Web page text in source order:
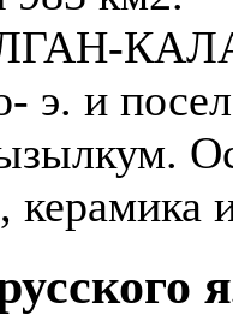
КАЛА -
э. и
керамика